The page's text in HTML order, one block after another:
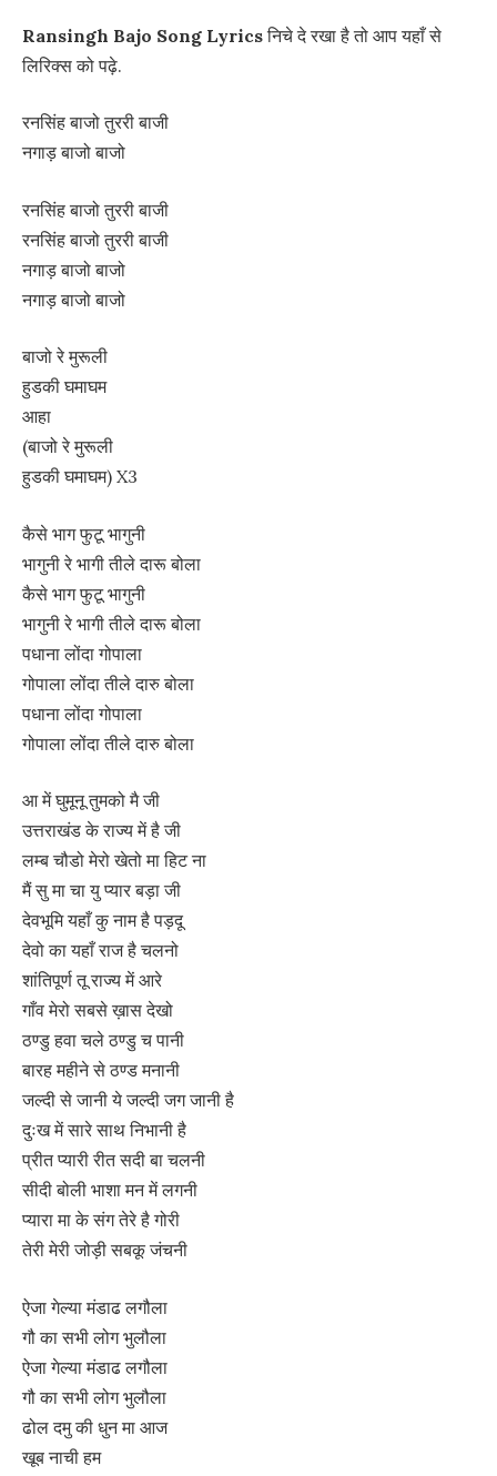
Ransingh Bajo Song Lyricsनिचे दे रखा है तो आप यहाँ से
लिरिक्स को पढ़े.
रनसिंह बाजो तुररी बाजी
नगाड़ बाजो बाजो
रनसिंह बाजो तुररी बाजी
रनसिंह बाजो तुररी बाजी
नगाड़ बाजो बाजो
नगाड़ बाजो बाजो
बाजो रे मुरूली
हुडकी घमाघम
आहा
(बाजो रे मुरूली
हुडकी घमाघम) X3
कैसे भाग फुटू भागुनी
भागुनी रे भागी तीले दारू बोला
कैसे भाग फुटू भागुनी
भागुनी रे भागी तीले दारू बोला
पधाना लोंदा गोपाला
गोपाला लोंदा तीले दारु बोला
पधाना लोंदा गोपाला
गोपाला लोंदा तीले दारु बोला
आ में घुमूनू तुमको मै जी
उत्तराखंड के राज्य में है जी
लम्ब चौडो मेरो खेतो मा हिट ना
मैं सु मा चा यु प्यार बड़ा जी
देवभूमि यहाँ कु नाम है पड़दू
देवो का यहाँ राज है चलनो
शांतिपूर्ण तू राज्य में आरे
गाँव मेरो सबसे ख़ास देखो
ठण्डु हवा चले ठण्डु च पानी
बारह महीने से ठण्ड मनानी
जल्दी से जानी ये जल्दी जग जानी है
दुःख में सारे साथ निभानी है
प्रीत प्यारी रीत सदी बा चलनी
सीदी बोली भाशा मन में लगनी
प्यारा मा के संग तेरे है गोरी
तेरी मेरी जोड़ी सबकू जंचनी
ऐजा गेल्या मंडाढ लगौला
गौ का सभी लोग भुलौला
ऐजा गेल्या मंडाढ लगौला
गौ का सभी लोग भुलौला
ढोल दमु की धुन मा आज
खूब नाची हम